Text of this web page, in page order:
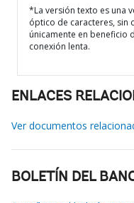
*La versión texto es una
óptico de caracteres, sin
únicamente en beneficio
conexión lenta.
ENLACES
Ver documentos
BOLETÍN DEL